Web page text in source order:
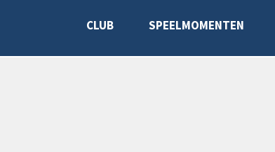
CLUB SPEELMOMENTEN